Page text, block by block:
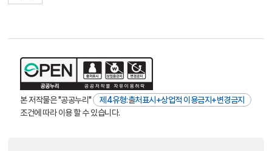
본 저작물은 "공공누리"
제4유형:출처표시+상업적 이용금지+변경금지
조건에 따라 이용 할 수 있습니다.